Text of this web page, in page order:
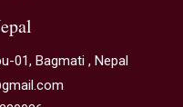
01, Bagmati , Nepal